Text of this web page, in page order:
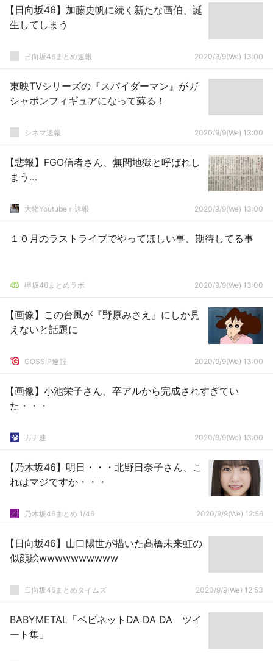
【日向坂46】加藤史帆に続く新たな画伯、誕
生してしまう
日向坂46まとめ速報 2020/9/9(We) 13:00
東映TVシリーズの『スパイダーマン』がガ
シャポンフィギュアになって蘇る！
シネマ速報 2020/9/9(We) 13:00
【悲報】FGO信者さん、無間地獄と呼ばれし
まう…
大物Youtubeｒ速報 2020/9/9(We) 13:00
１０月のラストライブでやってほしい事、期待してる事
欅坂46まとめラボ 2020/9/9(We) 13:00
【画像】この台風が『野原みさえ』にしか見
えないと話題に
GOSSIP速報 2020/9/9(We) 13:00
【画像】小池栄子さん、卒アルから完成されすぎてい
た・・・
カナ速 2020/9/9(We) 13:00
【乃木坂46】明日・・・北野日奈子さん、こ
れはマジですか・・・
乃木坂46まとめ 1/46 2020/9/9(We) 12:56
【日向坂46】山口陽世が描いた髙橋未来虹の
似顔絵wwwwwwwwww
日向坂46まとめタイムズ 2020/9/9(We) 12:53
BABYMETAL「ベビネットDA DA DA ツイ
ート集」